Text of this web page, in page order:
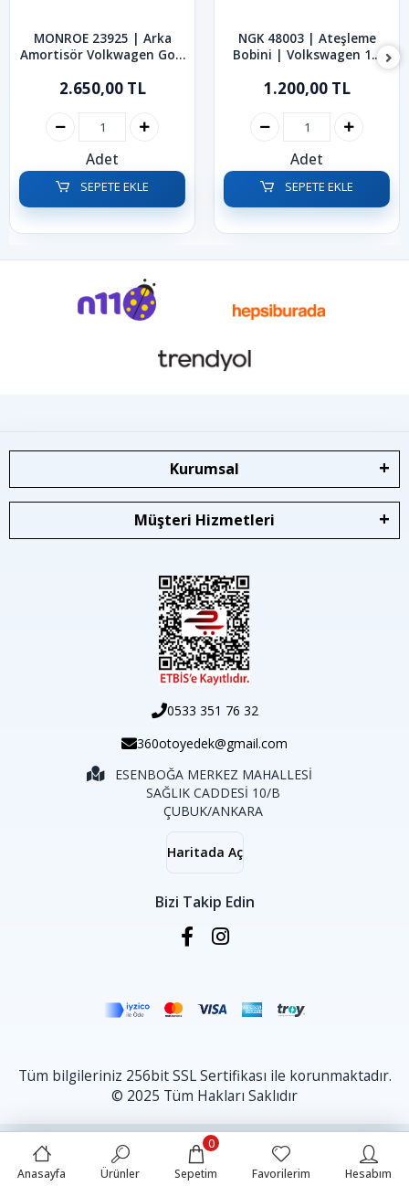
MONROE 23925 | Arka
Amortisör Volkwagen Golf
2.650,00 TL
Adet
SEPETE EKLE
NGK 48003 | Ateşleme
Bobini | Volkswagen 1.2
Jetta Polo Passat 2002-
1.200,00 TL
Adet
SEPETE EKLE
Kurumsal
Müşteri Hizmetleri
0533 351 76 32
360otoyedek@gmail.com
ESENBOĞA MERKEZ MAHALLESİ
SAĞLIK CADDESİ 10/B
ÇUBUK/ANKARA
Haritada Aç
Bizi Takip Edin
Tüm bilgileriniz 256bit SSL Sertifikası ile korunmaktadır.
© 2025 Tüm Hakları Saklıdır
Anasayfa Ürünler Sepetim
0
Favorilerim
Hesabım